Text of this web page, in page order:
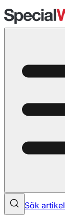
Sök artikel